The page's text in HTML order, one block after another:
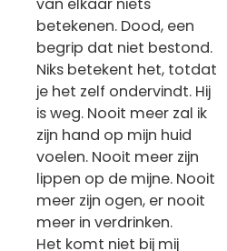
betekenen. Dood, een
begrip dat niet bestond.
Niks betekent het, totdat
je het zelf ondervindt. Hij
is weg. Nooit meer zal ik
zijn hand op mijn huid
voelen. Nooit meer zijn
lippen op de mijne. Nooit
meer zijn ogen, er nooit
meer in verdrinken.
Het komt niet bij mij